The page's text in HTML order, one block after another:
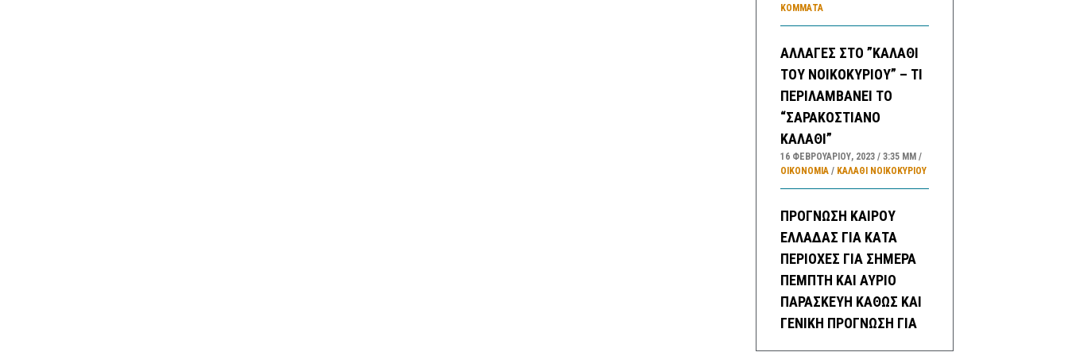
ΚΌΜΜΑΤΑ
ΑΛΛΑΓΕΣ ΣΤΟ ”ΚΑΛΑΘΙ
ΤΟΥ ΝΟΙΚΟΚΥΡΙΟΥ” – ΤΙ
ΠΕΡΙΛΑΜΒΑΝΕΙ ΤΟ
“ΣΑΡΑΚΟΣΤΙΑΝΟ
ΚΑΛΑΘΙ”
16 ΦΕΒΡΟΥΑΡΊΟΥ, 2023 3:35 ΜΜ
ΟΙΚΟΝΟΜΙΑ/ ΚΑΛΑΘΙ ΝΟΙΚΟΚΥΡΙΟΥ
ΠΡΟΓΝΩΣΗ ΚΑΙΡΟΥ
ΕΛΛΑΔΑΣ ΓΙΑ ΚΑΤΑ
ΠΕΡΙΟΧΕΣ ΓΙΑ ΣΗΜΕΡΑ
ΠΕΜΠΤΗ ΚΑΙ ΑΥΡΙΟ
ΠΑΡΑΣΚΕΥΗ ΚΑΘΩΣ ΚΑΙ
ΓΕΝΙΚΗ ΠΡΟΓΝΩΣΗ ΓΙΑ